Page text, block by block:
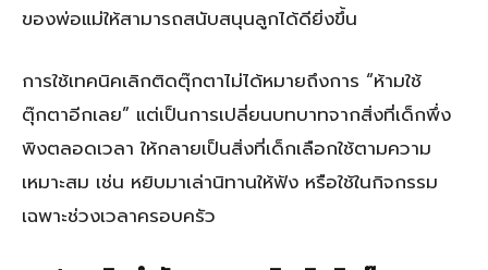
ของพ่อแม่ให้สามารถสนับสนุนลูกได้ดียิ่งขึ้น
การใช้เทคนิคเลิกติดตุ๊กตาไม่ได้หมายถึงการ “ห้ามใช้
ตุ๊กตาอีกเลย” แต่เป็นการเปลี่ยนบทบาทจากสิ่งที่เด็กพึ่ง
พิงตลอดเวลา ให้กลายเป็นสิ่งที่เด็กเลือกใช้ตามความ
เหมาะสม เช่น หยิบมาเล่านิทานให้ฟัง หรือใช้ในกิจกรรม
เฉพาะช่วงเวลาครอบครัว